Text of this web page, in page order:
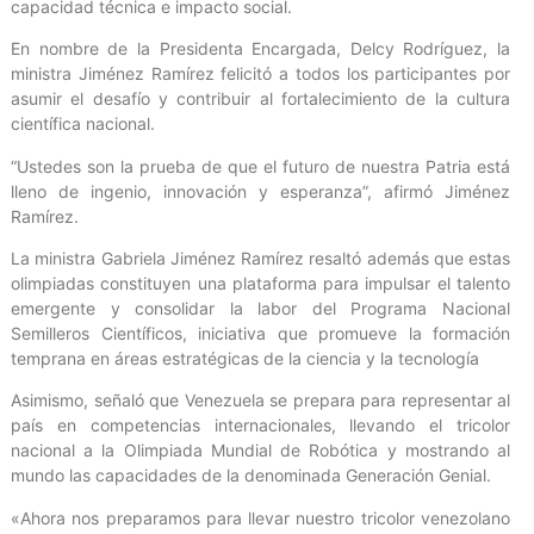
capacidad técnica e impacto social.
En nombre de la Presidenta Encargada, Delcy Rodríguez, la
ministra Jiménez Ramírez felicitó a todos los participantes por
asumir el desafío y contribuir al fortalecimiento de la cultura
científica nacional.
“Ustedes son la prueba de que el futuro de nuestra Patria está
lleno de ingenio, innovación y esperanza”, afirmó Jiménez
Ramírez.
La ministra Gabriela Jiménez Ramírez resaltó además que estas
olimpiadas constituyen una plataforma para impulsar el talento
emergente y consolidar la labor del Programa Nacional
Semilleros Científicos, iniciativa que promueve la formación
temprana en áreas estratégicas de la ciencia y la tecnología
Asimismo, señaló que Venezuela se prepara para representar al
país en competencias internacionales, llevando el tricolor
nacional a la Olimpiada Mundial de Robótica y mostrando al
mundo las capacidades de la denominada Generación Genial.
«Ahora nos preparamos para llevar nuestro tricolor venezolano